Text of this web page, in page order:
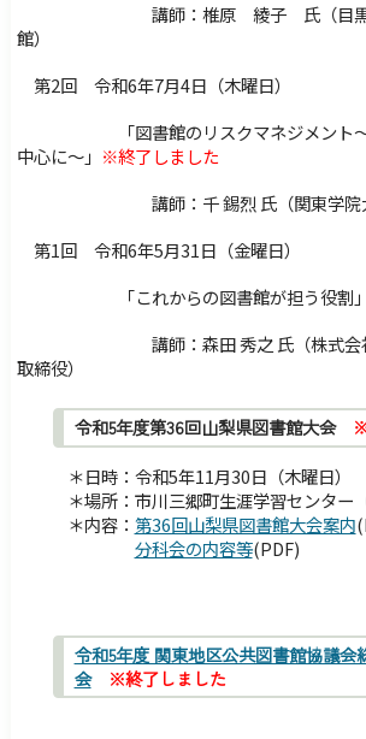
講師： 椎原 綾子 氏（目
館）
第2回 令和6年7月4日（木曜日）
「図書館のリスクマネジメント～問
中心に～」 ※終了しました
講師：千 錫烈 氏（関東学院大
第1回 令和6年5月31日（金曜日）
「これからの図書館が担う役割」
講師：森田 秀之 氏（株式会社マ
取締役）
令和5年度第36回山梨県図書館大会
＊日時：令和5年11月30日（木曜日）
＊場所：市川三郷町生涯学習センター（
＊内容： 第36回山梨県図書館大会案内
分科会の内容等(PDF)
令和5年度 関東地区公共図書館協議会
会
※終了しました